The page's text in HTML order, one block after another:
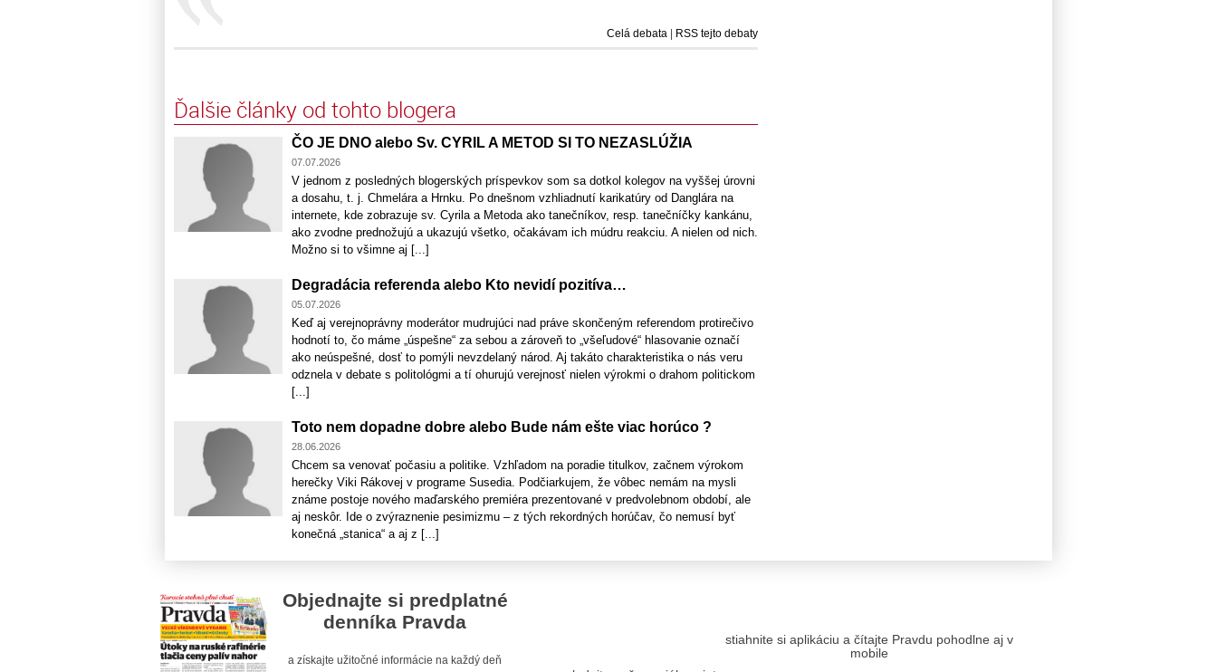
Celá debata | RSS tejto debaty
Ďalšie články od tohto blogera
ČO JE DNO alebo Sv. CYRIL A METOD SI TO NEZASLÚŽIA
07.07.2026
V jednom z posledných blogerských príspevkov som sa dotkol kolegov na vyššej úrovni
a dosahu, t. j. Chmelára a Hrnku. Po dnešnom vzhliadnutí karikatúry od Danglára na
internete, kde zobrazuje sv. Cyrila a Metoda ako tanečníkov, resp. tanečníčky kankánu,
ako zvodne prednožujú a ukazujú všetko, očakávam ich múdru reakciu. A nielen od nich.
Možno si to všimne aj [...]
Degradácia referenda alebo Kto nevidí pozitíva…
05.07.2026
Keď aj verejnoprávny moderátor mudrujúci nad práve skončeným referendom protirečivo
hodnotí to, čo máme „úspešne“ za sebou a zároveň to „všeľudové“ hlasovanie označí
ako neúspešné, dosť to pomýli nevzdelaný národ. Aj takáto charakteristika o nás veru
odznela v debate s politológmi a tí ohurujú verejnosť nielen výrokmi o drahom politickom
[...]
Toto nem dopadne dobre alebo Bude nám ešte viac horúco ?
28.06.2026
Chcem sa venovať počasiu a politike. Vzhľadom na poradie titulkov, začnem výrokom
herečky Viki Rákovej v programe Susedia. Podčiarkujem, že vôbec nemám na mysli
známe postoje nového maďarského premiéra prezentované v predvolebnom období, ale
aj neskôr. Ide o zvýraznenie pesimizmu – z tých rekordných horúčav, čo nemusí byť
konečná „stanica“ a aj z [...]
Objednajte si predplatné
denníka Pravda
a získajte užitočné informácie na každý deň
stiahnite si aplikáciu a čítajte Pravdu pohodlne aj v
mobile